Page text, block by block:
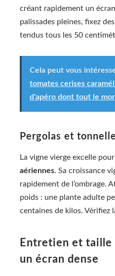
créant rapidement un
palissades pleines, fixez
tendus tous les 50
Cela peut vous
tomates cerises
d'apéro dont tout le
Pergolas et
La vigne vierge excelle
aériennes. Sa croissance
rapidement de l’ombrage.
poids : une plante adulte
centaines de kilos. Vérifiez
Entretien et
un écran dense